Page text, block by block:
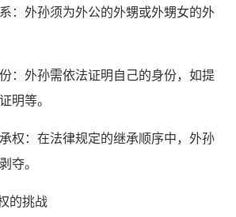
：外孙须为外公的外甥或外甥女的外
：外孙需依法证明自己的身份，如提
明等。
权：在法律规定的继承顺序中，外孙
夺。
的挑战